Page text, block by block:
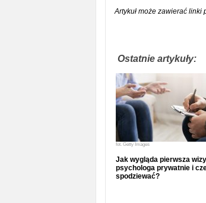
Artykuł może zawierać
Ostatnie artykuły:
fot. Getty Images
Jak wygląda pierwsza
psychologa prywatnie i
spodziewać?